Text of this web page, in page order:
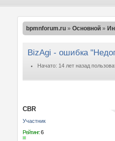
bpmnforum.ru » Основной »
BizAgi - ошибка
Начато: 14 лет назад
CBR
Участник
Рейтинг:6